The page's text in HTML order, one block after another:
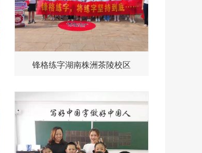
锋格练字湖南株洲茶陵校区